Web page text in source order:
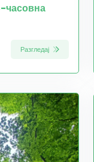
часовна
Разгледај